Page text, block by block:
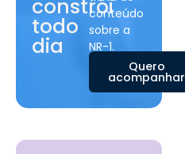
constrói
todo
dia
conteúdo
sobre a
NR-1.
Quero
acompanhar